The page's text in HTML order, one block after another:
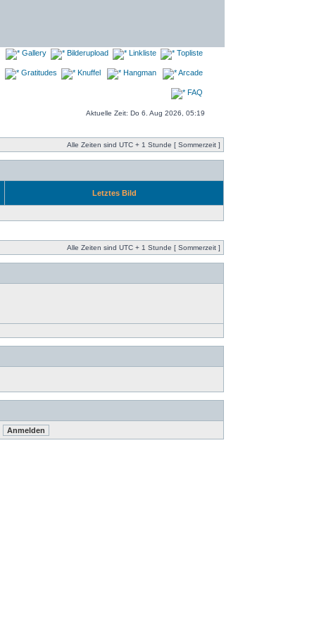
Gallery Bilderupload Linkliste Topliste
Gratitudes Knuffel Hangman Arcade
FAQ
Aktuelle Zeit: Do 6. Aug 2026, 05:19
Alle Zeiten sind UTC + 1 Stunde [ Sommerzeit ]
Letztes Bild
Alle Zeiten sind UTC + 1 Stunde [ Sommerzeit ]